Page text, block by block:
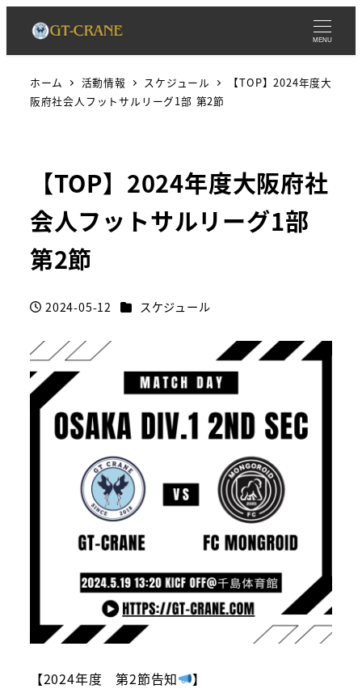
MENU
ホーム 活動情報 スケジュール
【TOP】2024年度大
阪府社会人フットサルリーグ1部 第2節
【TOP】2024年度大阪府社
会人フットサルリーグ1部
第2節
投稿日
2024-05-12 カテゴリー
スケジュール
【2024年度 第2節告知
】